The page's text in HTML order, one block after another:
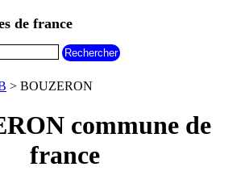
de france
> BOUZERON
commune de
france